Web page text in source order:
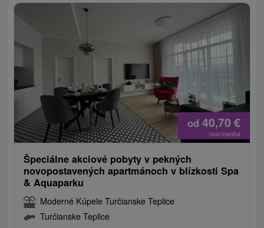
od 40,70 €
/noc/osoba
Špeciálne akciové pobyty v pekných
novopostavených apartmánoch v blízkosti Spa
& Aquaparku
Moderné Kúpele Turčianske Teplice
Turčianske Teplice